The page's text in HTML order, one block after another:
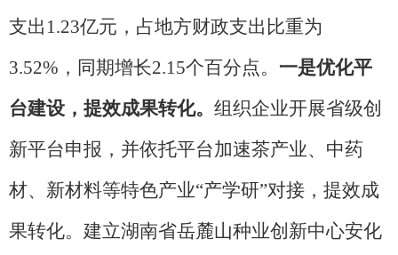
支出1.23亿元，占地方财政支出比重为
3.52%，同期增长2.15个百分点。 一是优化平
台建设，提效成果转化。 组织企业开展省级创
新平台申报，并依托平台加速茶产业、中药
材、新材料等特色产业“产学研”对接，提效成
果转化。建立湖南省岳麓山种业创新中心安化